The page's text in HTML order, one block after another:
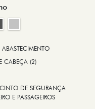
CABEÇA (2)
DE SEGURANÇA
E PASSAGEIROS